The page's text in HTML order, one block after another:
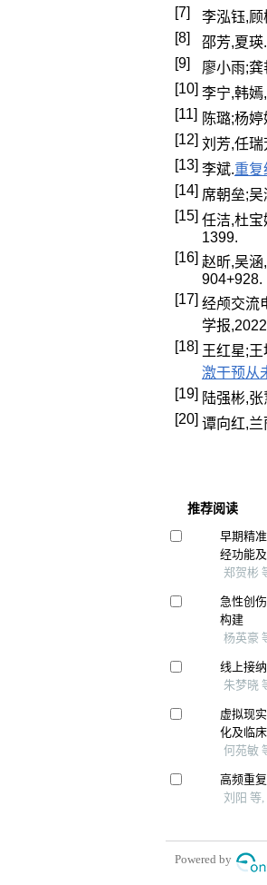
[7]
李泓钰,顾
[8]
邵芳,夏瑛.
[9]
廖小雨;
[10] 李宁,韩嫣
[11] 陈璐;杨
[12] 刘芳,任瑞
[13] 李斌.重
[14] 席朝垒;
[15] 任洁,杜宝
1399.
[16] 赵昕,吴涵
904+928.
[17] 经颅交流
学报
[18] 王红星;
激干预从
[19] 陆强彬,
[20] 谭向红,兰
推荐阅读
早期精
经功能
郑贺彬
急性创
构建
杨英豪
线上接
朱梦晓
虚拟现
化及临
何苑敏
高频重
刘阳 等
Powered by